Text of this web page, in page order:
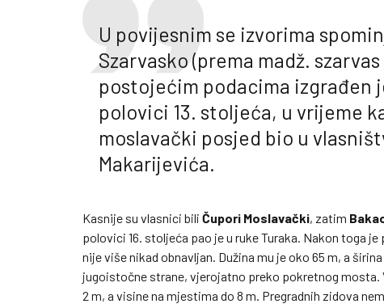
U povijesnim se izvorima
Szarvasko (prema madž.
postojećim podacima izgrađen
polovici 13. stoljeća, u vrijeme
moslavački posjed bio u
Makarijevića.
Kasnije su vlasnici bili Čupori Moslavački, zatim
polovici 16. stoljeća pao je u ruke Turaka. Nakon toga
nije više nikad obnavljan. Dužina mu je oko 65 m, a širina
jugoistočne strane, vjerojatno preko pokretnog mosta.
2 m, a visine na mjestima do 8 m. Pregradnih zidova